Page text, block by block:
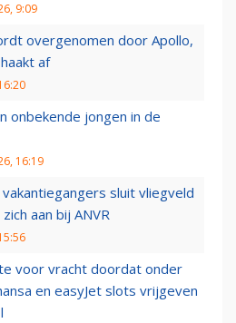
9:09
overgenomen door Apollo,
af
onbekende jongen in de
16:19
sluit vliegveld
aan bij ANVR
voor vracht doordat onder
en easyJet slots vrijgeven